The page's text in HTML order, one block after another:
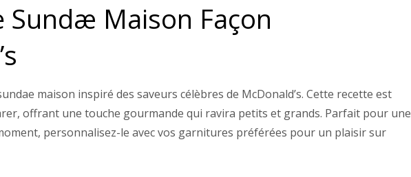
Sundæ Maison Façon
maison inspiré des saveurs célèbres de McDonald’s. Cette recette est
offrant une touche gourmande qui ravira petits et grands. Parfait pour une
personnalisez-le avec vos garnitures préférées pour un plaisir sur